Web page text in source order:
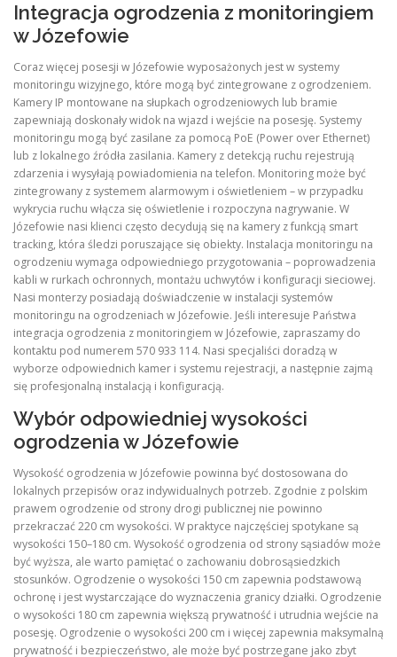
Integracja ogrodzenia z monitoringiem
w Józefowie
Coraz więcej posesji w Józefowie wyposażonych jest w systemy
monitoringu wizyjnego, które mogą być zintegrowane z ogrodzeniem.
Kamery IP montowane na słupkach ogrodzeniowych lub bramie
zapewniają doskonały widok na wjazd i wejście na posesję. Systemy
monitoringu mogą być zasilane za pomocą PoE (Power over Ethernet)
lub z lokalnego źródła zasilania. Kamery z detekcją ruchu rejestrują
zdarzenia i wysyłają powiadomienia na telefon. Monitoring może być
zintegrowany z systemem alarmowym i oświetleniem – w przypadku
wykrycia ruchu włącza się oświetlenie i rozpoczyna nagrywanie. W
Józefowie nasi klienci często decydują się na kamery z funkcją smart
tracking, która śledzi poruszające się obiekty. Instalacja monitoringu na
ogrodzeniu wymaga odpowiedniego przygotowania – poprowadzenia
kabli w rurkach ochronnych, montażu uchwytów i konfiguracji sieciowej.
Nasi monterzy posiadają doświadczenie w instalacji systemów
monitoringu na ogrodzeniach w Józefowie. Jeśli interesuje Państwa
integracja ogrodzenia z monitoringiem w Józefowie, zapraszamy do
kontaktu pod numerem 570 933 114. Nasi specjaliści doradzą w
wyborze odpowiednich kamer i systemu rejestracji, a następnie zajmą
się profesjonalną instalacją i konfiguracją.
Wybór odpowiedniej wysokości
ogrodzenia w Józefowie
Wysokość ogrodzenia w Józefowie powinna być dostosowana do
lokalnych przepisów oraz indywidualnych potrzeb. Zgodnie z polskim
prawem ogrodzenie od strony drogi publicznej nie powinno
przekraczać 220 cm wysokości. W praktyce najczęściej spotykane są
wysokości 150–180 cm. Wysokość ogrodzenia od strony sąsiadów może
być wyższa, ale warto pamiętać o zachowaniu dobrosąsiedzkich
stosunków. Ogrodzenie o wysokości 150 cm zapewnia podstawową
ochronę i jest wystarczające do wyznaczenia granicy działki. Ogrodzenie
o wysokości 180 cm zapewnia większą prywatność i utrudnia wejście na
posesję. Ogrodzenie o wysokości 200 cm i więcej zapewnia maksymalną
prywatność i bezpieczeństwo, ale może być postrzegane jako zbyt